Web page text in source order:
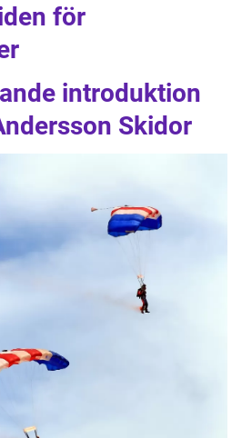
för
introduktion
Skidor